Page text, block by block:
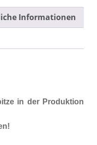
Informationen
in der Produktion